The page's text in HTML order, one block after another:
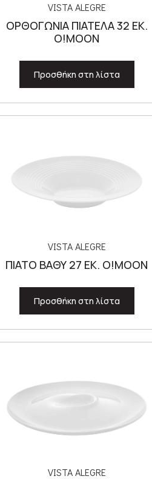
VISTA ALEGRE
ΟΡΘΟΓΩΝΙΑ ΠΙΑΤΕΛΑ 32 ΕΚ.
O!MOON
Προσθήκη στη λίστα
VISTA ALEGRE
ΠΙΑΤΟ ΒΑΘΥ 27 ΕΚ. O!MOON
Προσθήκη στη λίστα
VISTA ALEGRE